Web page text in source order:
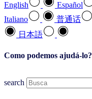
English Español
Italiano
普通话
日本語
Como podemos ajudá-lo?
search